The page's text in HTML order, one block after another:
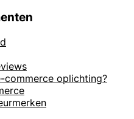
oplichting?